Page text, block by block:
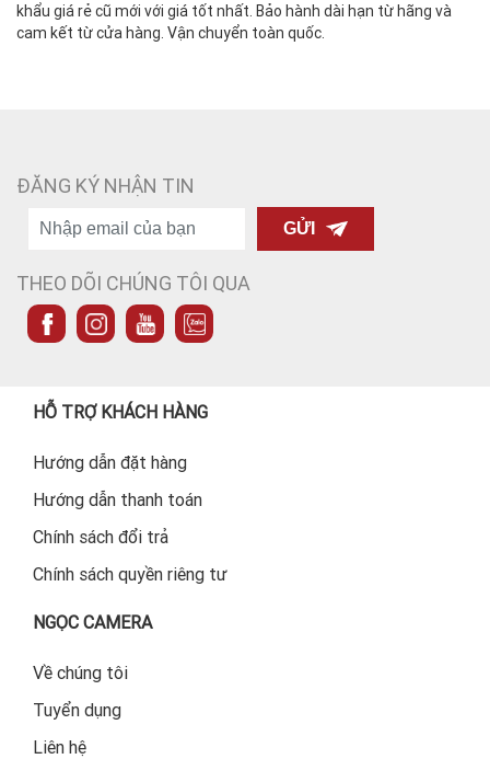
khẩu giá rẻ cũ mới với giá tốt nhất. Bảo hành dài hạn từ hãng và
cam kết từ cửa hàng. Vận chuyển toàn quốc.
ĐĂNG KÝ NHẬN TIN
GỬI
THEO DÕI CHÚNG TÔI QUA
HỖ TRỢ KHÁCH HÀNG
Hướng dẫn đặt hàng
Hướng dẫn thanh toán
Chính sách đổi trả
Chính sách quyền riêng tư
NGỌC CAMERA
Về chúng tôi
Tuyển dụng
Liên hệ